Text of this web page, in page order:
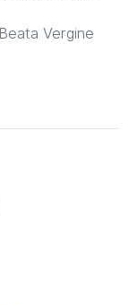
Vergine